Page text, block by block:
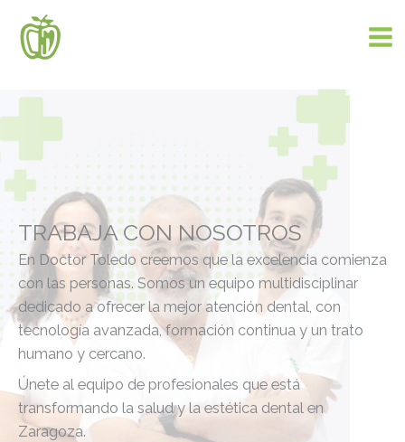
contenido
TRABAJA CON NOSOTROS
En Doctor Toledo creemos que la excelencia comienza
con las personas. Somos un equipo multidisciplinar
dedicado a ofrecer la mejor atención dental, con
tecnología avanzada, formación continua y un trato
humano y cercano.
Únete al equipo de profesionales que está
transformando la salud y la estética dental en
Zaragoza.